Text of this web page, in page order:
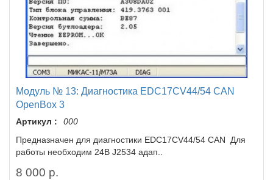
Модуль № 13: Диагностика EDC17CV44/54 CAN
OpenBox 3
Артикул :
000
Предназначен для диагностики EDC17CV44/54 CAN Для
работы необходим 24В J2534 адап..
8 000 р.